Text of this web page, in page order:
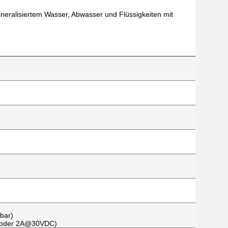
Wasser, Abwasser und Flüssigkeiten mit
2A@30VDC)